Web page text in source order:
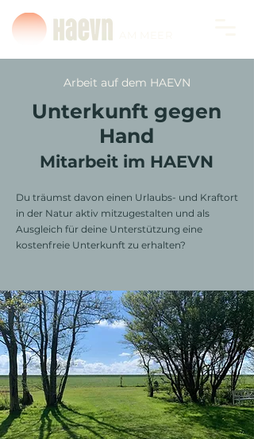
Arbeit auf dem HAEVN
Unterkunft gegen
Hand
Mitarbeit im HAEVN
Du träumst davon einen Urlaubs- und Kraftort
in der Natur aktiv mitzugestalten und als
Ausgleich für deine Unterstützung eine
kostenfreie Unterkunft zu erhalten?